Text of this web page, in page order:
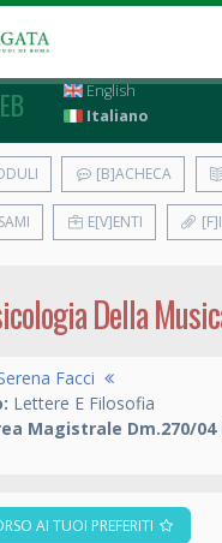
English
Italiano
[B]ACHECA
E[V]ENTI
Della
Facci
Lettere E Filosofia
Magistrale Dm.270/04
AI TUOI PREFERITI